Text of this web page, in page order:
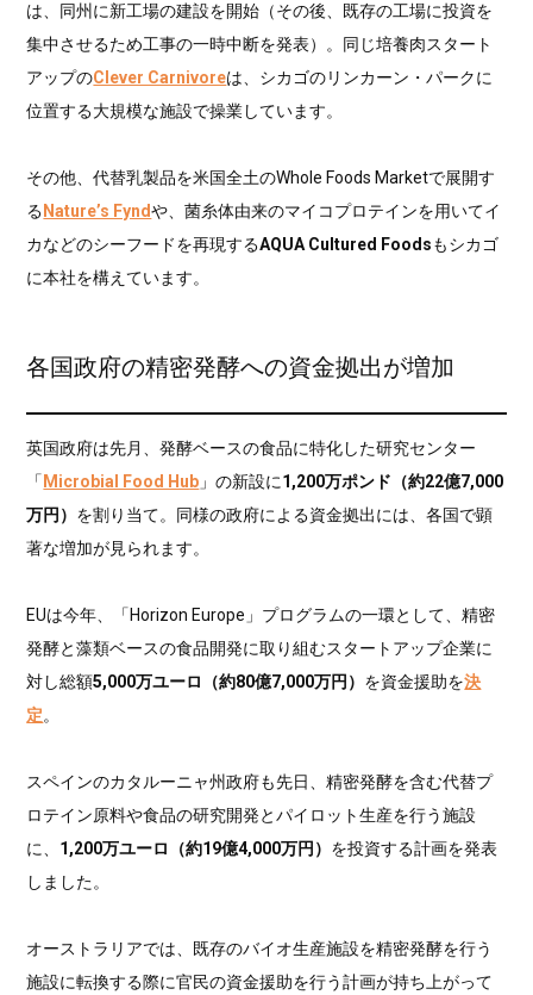
は、同州に新工場の建設を開始（その後、既存の工場に投資を
集中させるため工事の一時中断を発表）。同じ培養肉スタート
アップのClever Carnivoreは、シカゴのリンカーン・パークに
位置する大規模な施設で操業しています。
その他、代替乳製品を米国全土のWhole Foods Marketで展開す
る Nature’s Fyndや、菌糸体由来のマイコプロテインを用いてイ
カなどのシーフードを再現するAQUA Cultured Foodsもシカゴ
に本社を構えています。
各国政府の精密発酵への資金拠出が増加
英国政府は先月、発酵ベースの食品に特化した研究センター
「 Microbial Food Hub 」の新設に1,200万ポンド（約22億7,000
万円） を割り当て。同様の政府による資金拠出には、各国で顕
著な増加が見られます。
EUは今年、「Horizon Europe」プログラムの一環として、精密
発酵と藻類ベースの食品開発に取り組むスタートアップ企業に
対し総額5,000万ユーロ（約80億7,000万円） を資金援助を決
定。
スペインのカタルーニャ州政府も先日、精密発酵を含む代替プ
ロテイン原料や食品の研究開発とパイロット生産を行う施設
に、 1,200万ユーロ（約19億4,000万円） を投資する計画を発表
しました。
オーストラリアでは、既存のバイオ生産施設を精密発酵を行う
施設に転換する際に官民の資金援助を行う計画が持ち上がって